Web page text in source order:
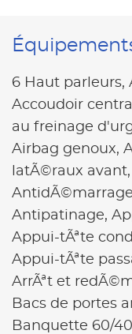
6 Haut parleurs,
Accoudoir
au freinage
Airbag genoux,
latÃ©raux avant,
Antipatinage,
Appui-tÃªte
Appui-tÃªte
ArrÃªt et
Bacs de portes
Banquette 60/